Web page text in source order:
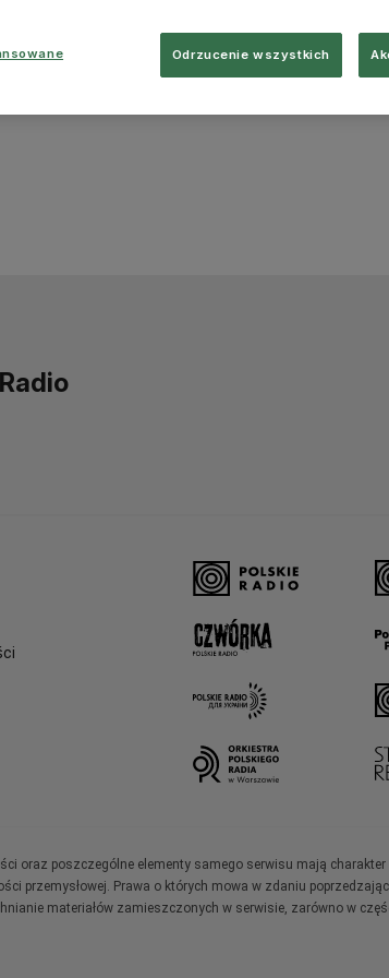
oraz poszczególne elementy samego serwisu mają
przemysłowej. Prawa o których mowa w zdaniu
materiałów zamieszczonych w serwisie, zarówno w
Odrzucenie wszystkich